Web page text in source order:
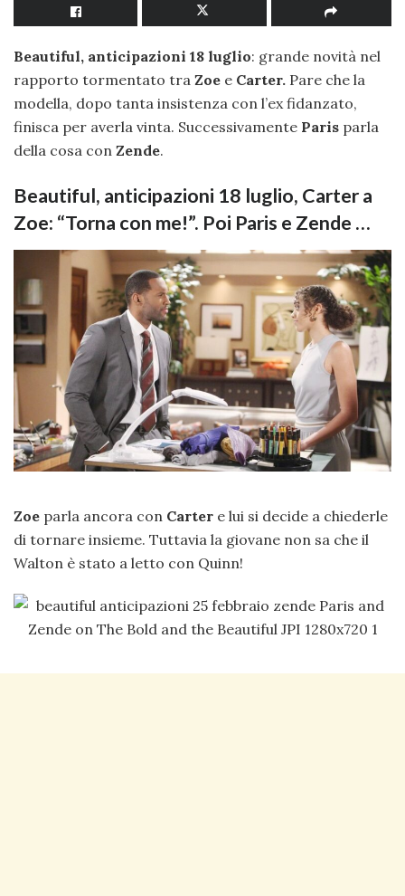
Beautiful, anticipazioni 18 luglio: grande novità nel
rapporto tormentato tra Zoe e Carter. Pare che la
modella, dopo tanta insistenza con l’ex fidanzato,
finisca per averla vinta. Successivamente Paris parla
della cosa con Zende.
Beautiful, anticipazioni 18 luglio, Carter a
Zoe: “Torna con me!”. Poi Paris e Zende …
Zoe parla ancora con Carter e lui si decide a chiederle
di tornare insieme. Tuttavia la giovane non sa che il
Walton è stato a letto con Quinn!